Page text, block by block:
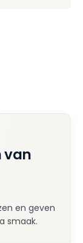
van
en geven
smaak.